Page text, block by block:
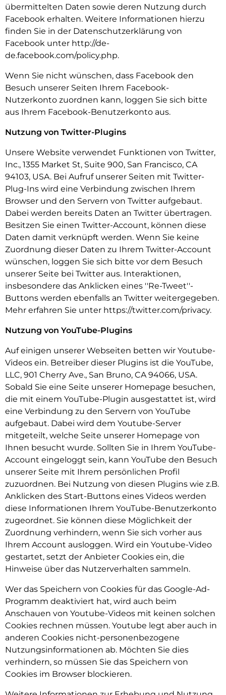
übermittelten Daten sowie deren Nutzung durch
Facebook erhalten. Weitere Informationen hierzu
finden Sie in der Datenschutzerklärung von
Facebook unter http://de-
de.facebook.com/policy.php.
Wenn Sie nicht wünschen, dass Facebook den
Besuch unserer Seiten Ihrem Facebook-
Nutzerkonto zuordnen kann, loggen Sie sich bitte
aus Ihrem Facebook-Benutzerkonto aus.
Nutzung von Twitter-Plugins
Unsere Website verwendet Funktionen von Twitter,
Inc., 1355 Market St, Suite 900, San Francisco, CA
94103, USA. Bei Aufruf unserer Seiten mit Twitter-
Plug-Ins wird eine Verbindung zwischen Ihrem
Browser und den Servern von Twitter aufgebaut.
Dabei werden bereits Daten an Twitter übertragen.
Besitzen Sie einen Twitter-Account, können diese
Daten damit verknüpft werden. Wenn Sie keine
Zuordnung dieser Daten zu Ihrem Twitter-Account
wünschen, loggen Sie sich bitte vor dem Besuch
unserer Seite bei Twitter aus. Interaktionen,
insbesondere das Anklicken eines ''Re-Tweet''-
Buttons werden ebenfalls an Twitter weitergegeben.
Mehr erfahren Sie unter https://twitter.com/privacy.
Nutzung von YouTube-Plugins
Auf einigen unserer Webseiten betten wir Youtube-
Videos ein. Betreiber dieser Plugins ist die YouTube,
LLC, 901 Cherry Ave., San Bruno, CA 94066, USA.
Sobald Sie eine Seite unserer Homepage besuchen,
die mit einem YouTube-Plugin ausgestattet ist, wird
eine Verbindung zu den Servern von YouTube
aufgebaut. Dabei wird dem Youtube-Server
mitgeteilt, welche Seite unserer Homepage von
Ihnen besucht wurde. Sollten Sie in Ihrem YouTube-
Account eingeloggt sein, kann YouTube den Besuch
unserer Seite mit Ihrem persönlichen Profil
zuzuordnen. Bei Nutzung von diesen Plugins wie z.B.
Anklicken des Start-Buttons eines Videos werden
diese Informationen Ihrem YouTube-Benutzerkonto
zugeordnet. Sie können diese Möglichkeit der
Zuordnung verhindern, wenn Sie sich vorher aus
Ihrem Account ausloggen. Wird ein Youtube-Video
gestartet, setzt der Anbieter Cookies ein, die
Hinweise über das Nutzerverhalten sammeln.
Wer das Speichern von Cookies für das Google-Ad-
Programm deaktiviert hat, wird auch beim
Anschauen von Youtube-Videos mit keinen solchen
Cookies rechnen müssen. Youtube legt aber auch in
anderen Cookies nicht-personenbezogene
Nutzungsinformationen ab. Möchten Sie dies
verhindern, so müssen Sie das Speichern von
Cookies im Browser blockieren.